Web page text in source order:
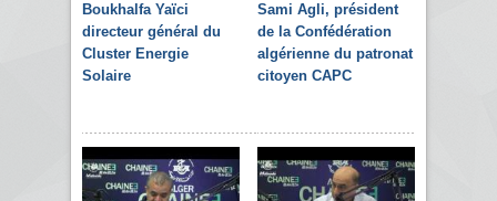
Boukhalfa Yaïci
directeur général du
Cluster Energie
Solaire
Sami Agli, président
de la Confédération
algérienne du patronat
citoyen CAPC